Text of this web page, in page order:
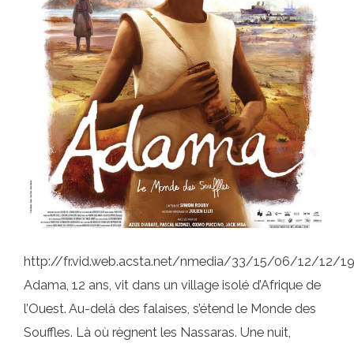
http://fr.vid.web.acsta.net/nmedia/33/15/06/12/12/
Adama, 12 ans, vit dans un village isolé d’Afrique de
l’Ouest. Au-delà des falaises, s’étend le Monde des
Souffles. Là où règnent les Nassaras. Une nuit,